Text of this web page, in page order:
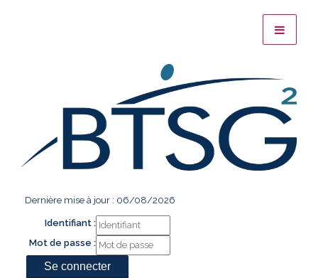
Dernière mise à jour : 06/08/2026
Identifiant :
Mot de passe :